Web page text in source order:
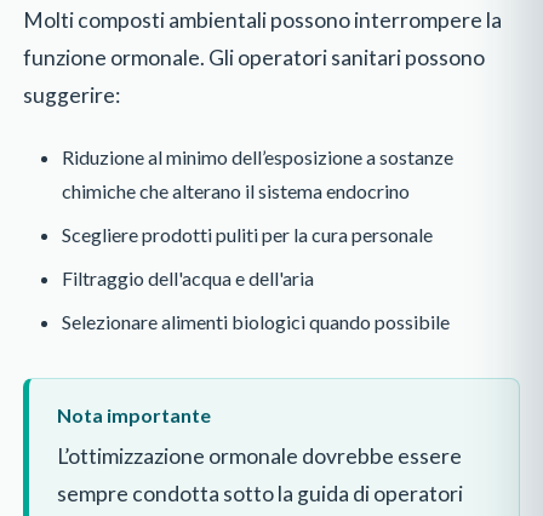
Molti composti ambientali possono interrompere la
funzione ormonale. Gli operatori sanitari possono
suggerire:
Riduzione al minimo dell’esposizione a sostanze
chimiche che alterano il sistema endocrino
Scegliere prodotti puliti per la cura personale
Filtraggio dell'acqua e dell'aria
Selezionare alimenti biologici quando possibile
Nota importante
L’ottimizzazione ormonale dovrebbe essere
sempre condotta sotto la guida di operatori